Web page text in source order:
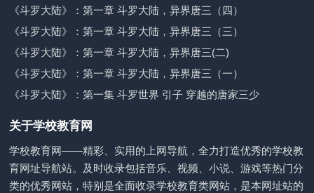
《斗罗大陆》：第一章 斗罗大陆，异界唐三（四）
《斗罗大陆》：第一章 斗罗大陆，异界唐三（三）
《斗罗大陆》：第一章 斗罗大陆，异界唐三(二)
《斗罗大陆》：第一章 斗罗大陆，异界唐三（一）
《斗罗大陆》：第一集 斗罗世界 引子 穿越的唐家三少
关于学校教育网
学校教育网——精彩、实用的上网导航，全力打造优秀的学校教
育网址导航站。及时收录包括音乐、视频、小说、游戏等热门分
类的优秀网站，特别是全面收录学校教育类网站，是本网址站的